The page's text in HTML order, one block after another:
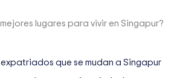
que se mudan a Singapur